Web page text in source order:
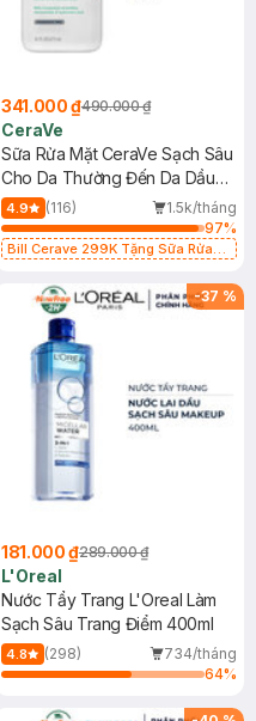
341.000 ₫490.000 ₫
CeraVe
Sữa Rửa Mặt CeraVe Sạch Sâu
Cho Da Thường Đến Da Dầu
473ml
4.9 (116)
1.5k/tháng
97%
Bill Cerave 299K Tặng Sữa Rửa
-37 %
181.000 ₫289.000 ₫
L'Oreal
Nước Tẩy Trang L'Oreal Làm
Sạch Sâu Trang Điểm 400ml
4.8 (298)
734/tháng
64%